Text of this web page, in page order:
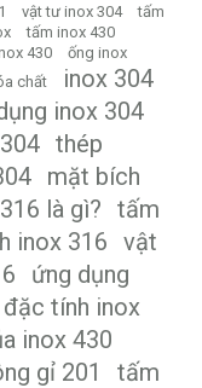
vật tư inox 304
tấm
tấm inox 430
430
ống inox
chất
inox 304
inox 304
thép
mặt bích
là gì? tấm
inox 316 vật
ứng dụng
đặc tính inox
inox 430
gỉ 201
tấm